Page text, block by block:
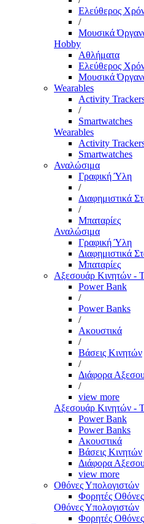
Ελεύθερος
/
Μουσικά
Hobby
Αθλήματα
Ελεύθερος
Μουσικά
Wearables
Activity
/
Smartwatches
Wearables
Activity
Smartwatches
Αναλώσιμα
Γραφική Ύλη
/
Διαφημιστικά
/
Μπαταρίες
Αναλώσιμα
Γραφική Ύλη
Διαφημιστικά
Μπαταρίες
Αξεσουάρ Κινητών -
Power Bank
/
Power Banks
/
Ακουστικά
/
Βάσεις Κινητών
/
Διάφορα
/
view more
Αξεσουάρ Κινητών -
Power Bank
Power Banks
Ακουστικά
Βάσεις Κινητών
Διάφορα
view more
Οθόνες Υπολογιστών
Φορητές Οθόνες
Οθόνες Υπολογιστών
Φορητές Οθόνες